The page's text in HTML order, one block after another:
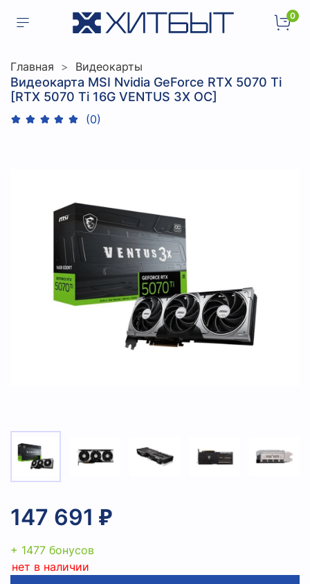
0
Главная Видеокарты
Видеокарта MSI Nvidia GeForce RTX 5070 Ti
[RTX 5070 Ti 16G VENTUS 3X OC]
(0)
147 691 ₽
+ 1477 бонусов
нет в наличии